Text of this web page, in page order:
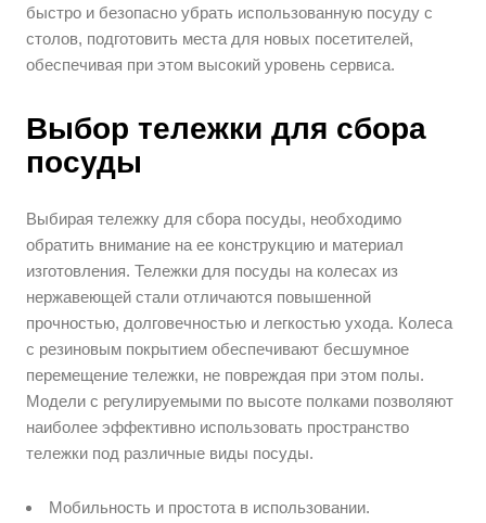
быстро и безопасно убрать использованную посуду с
столов, подготовить места для новых посетителей,
обеспечивая при этом высокий уровень сервиса.
Выбор тележки для сбора
посуды
Выбирая тележку для сбора посуды, необходимо
обратить внимание на ее конструкцию и материал
изготовления. Тележки для посуды на колесах из
нержавеющей стали отличаются повышенной
прочностью, долговечностью и легкостью ухода. Колеса
с резиновым покрытием обеспечивают бесшумное
перемещение тележки, не повреждая при этом полы.
Модели с регулируемыми по высоте полками позволяют
наиболее эффективно использовать пространство
тележки под различные виды посуды.
Мобильность и простота в использовании.